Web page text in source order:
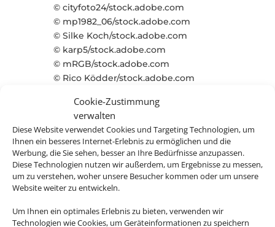
Cookie-Zustimmung
verwalten
Diese Website verwendet Cookies und Targeting Technologien, um
Ihnen ein besseres Internet-Erlebnis zu ermöglichen und die
Werbung, die Sie sehen, besser an Ihre Bedürfnisse anzupassen.
Diese Technologien nutzen wir außerdem, um Ergebnisse zu messen,
um zu verstehen, woher unsere Besucher kommen oder um unsere
Website weiter zu entwickeln.
Um Ihnen ein optimales Erlebnis zu bieten, verwenden wir
Technologien wie Cookies, um Geräteinformationen zu speichern
© cityfoto24/stock.adobe.com
© mp1982_06/stock.adobe.com
© Silke Koch/stock.adobe.com
© karp5/stock.adobe.com
© mRGB/stock.adobe.com
© Rico Ködder/stock.adobe.com
© chbaum/stock.adobe.com
Portugal:
© peja/stock.adobe.com
© daliu/stock.adobe.com
© ppohudka/stock.adobe.com
© vickysp/stock.adobe.com
© Balate Dorin/stock.adobe.com